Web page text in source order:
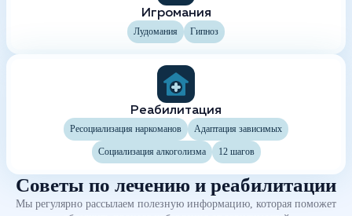
Игромания
Лудомания Гипноз
Реабилитация
Ресоциализация наркоманов Адаптация зависимых
Социализация алкоголизма 12 шагов
Советы по лечению и реабилитации
Мы регулярно рассылаем полезную информацию, которая поможет